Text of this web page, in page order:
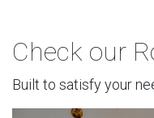
Check our
Built to satisfy your